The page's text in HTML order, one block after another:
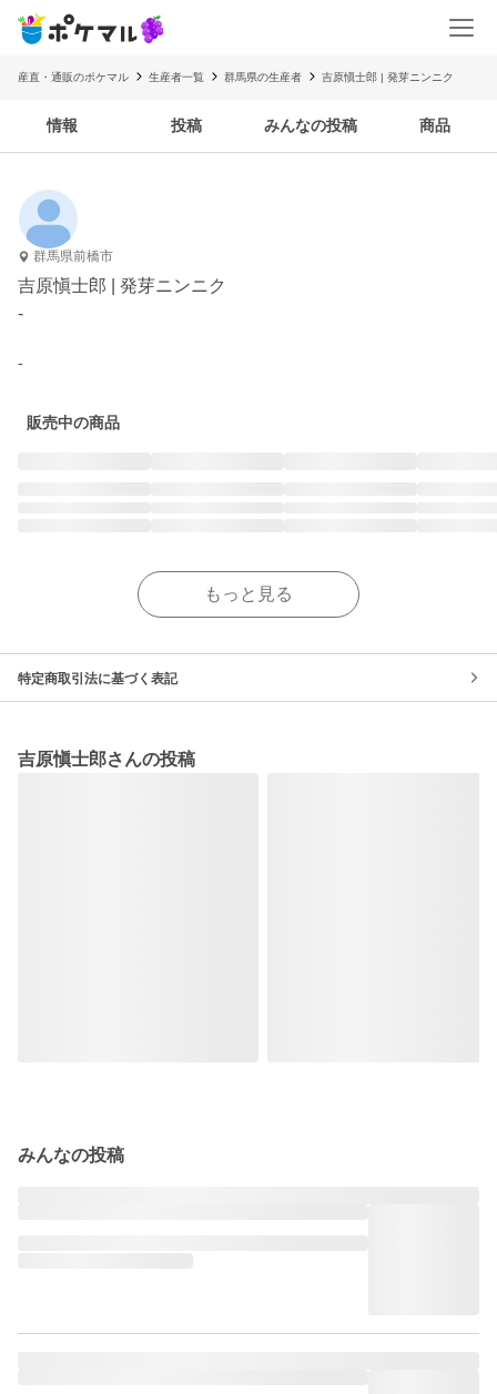
産直・通販のポケマル 生産者一覧 群馬県の生産者 吉原愼士郎 | 発芽ニンニク
情報 投稿 みんなの投稿 商品
群馬県前橋市
吉原愼士郎 | 発芽ニンニク
-
-
販売中の商品
もっと見る
特定商取引法に基づく表記
吉原愼士郎さんの投稿
みんなの投稿